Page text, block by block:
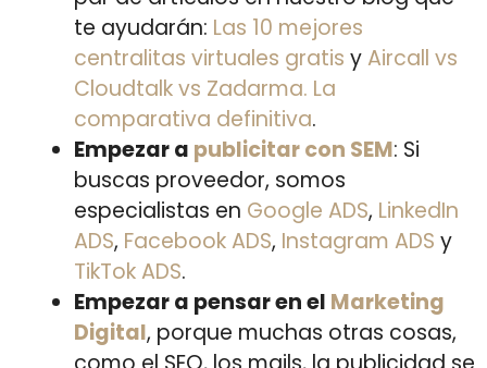
te ayudarán: Las 10 mejores
centralitas virtuales gratis yAircall vs
Cloudtalk vs Zadarma. La
comparativa definitiva.
Empezar a publicitar con SEM: Si
buscas proveedor, somos
especialistas en Google ADS, LinkedIn
ADS, Facebook ADS, Instagram ADS y
TikTok ADS.
Empezar a pensar en el Marketing
Digital, porque muchas otras cosas,